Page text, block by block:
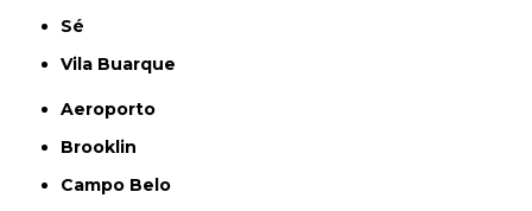
Sé
Vila Buarque
Aeroporto
Brooklin
Campo Belo